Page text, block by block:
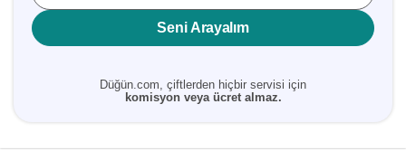
Seni Arayalım
Düğün.com, çiftlerden hiçbir servisi için
komisyon veya ücret almaz.